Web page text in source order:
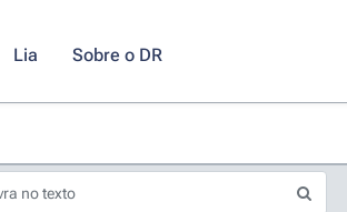
Lia Sobre o DR